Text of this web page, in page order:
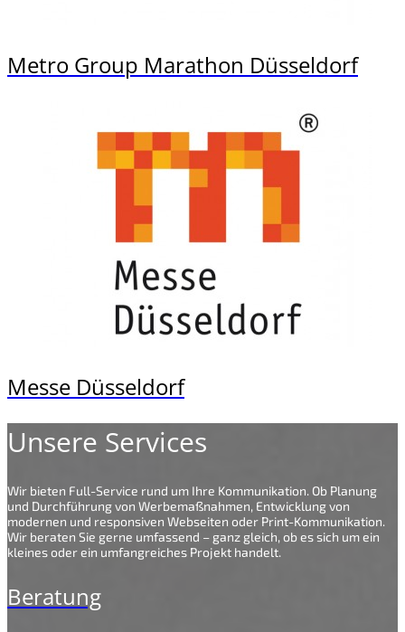
Metro Group Marathon Düsseldorf
Messe Düsseldorf
Unsere Services
Wir bieten Full-Service rund um Ihre Kommunikation. Ob Planung
und Durchführung von Werbemaßnahmen, Entwicklung von
modernen und responsiven Webseiten oder Print-Kommunikation.
Wir beraten Sie gerne umfassend – ganz gleich, ob es sich um ein
kleines oder ein umfangreiches Projekt handelt.
Beratung